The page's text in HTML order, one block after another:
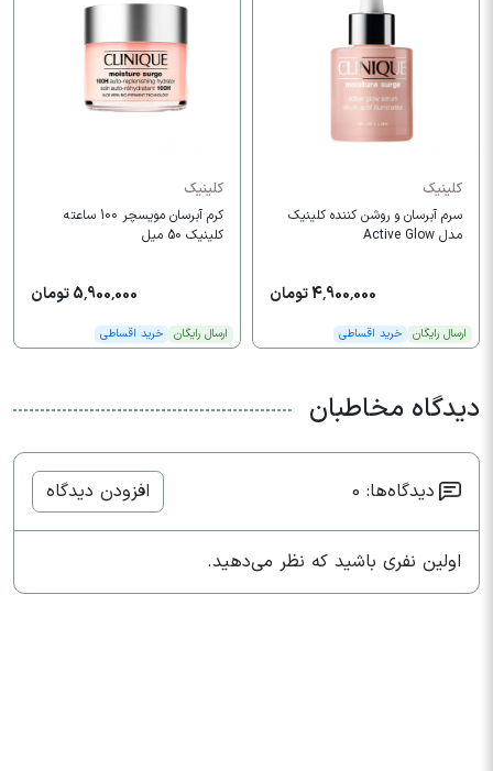
کلینیک
سرم آبرسان و روشن کننده کلینیک
مدل Active Glow
4,900,000 تومان
ارسال رایگان خرید اقساطی
کلینیک
کرم آبرسان مویسچر 100 ساعته
کلینیک 50 میل
5,900,000 تومان
ارسال رایگان خرید اقساطی
دیدگاه مخاطبان
دیدگاه‌ها: 0 افزودن دیدگاه
اولین نفری باشید که نظر می‌دهید.